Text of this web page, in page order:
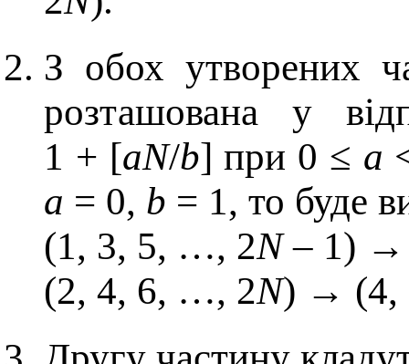
З обох утворених
розташована у
1 + [aN/b] при 0 ≤ a
a = 0, b = 1, то буде
(1, 3, 5, …, 2N– 1) →
(2, 4, 6, …, 2N) → (4,